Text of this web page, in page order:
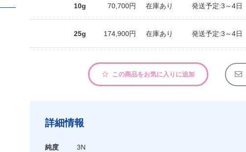
10g 70,700円 在庫あり 発送予定:3～4日
25g 174,900円 在庫あり 発送予定:3～4日
この商品をお気に入りに追加
詳細情報
純度
3N